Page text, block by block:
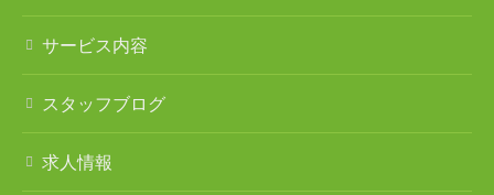
サービス内容
スタッフブログ
求人情報
遠見塚地域包括支援センター
地域密着型特別養護老人ホームチアフル古城
ケアハウス チアフル岩沼